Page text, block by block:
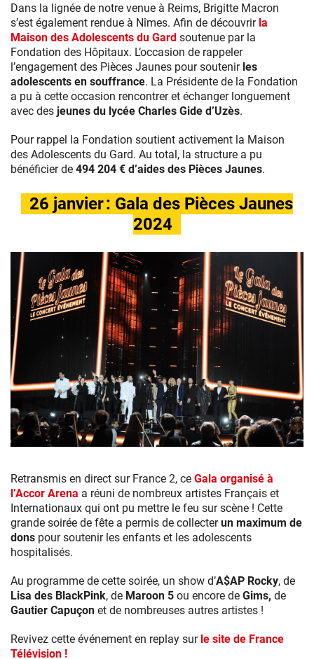
Dans la lignée de notre venue à Reims, Brigitte Macron
s’est également rendue à Nîmes. Afin de découvrir la
Maison des Adolescents du Gard soutenue par la
Fondation des Hôpitaux. L’occasion de rappeler
l’engagement des Pièces Jaunes pour soutenir les
adolescents en souffrance. La Présidente de la Fondation
a pu à cette occasion rencontrer et échanger longuement
avec des jeunes du lycée Charles Gide d’Uzès.
Pour rappel la Fondation soutient activement la Maison
des Adolescents du Gard. Au total, la structure a pu
bénéficier de 494 204 € d’aides des Pièces Jaunes.
26 janvier : Gala des Pièces Jaunes
2024
Retransmis en direct sur France 2, ce Gala organisé à
l’Accor Arena a réuni de nombreux artistes Français et
Internationaux qui ont pu mettre le feu sur scène ! Cette
grande soirée de fête a permis de collecterun maximum de
dons pour soutenir les enfants et les adolescents
hospitalisés.
Au programme de cette soirée, un show d’A$AP Rocky, de
Lisa des BlackPink, de Maroon 5 ou encore de Gims, de
Gautier Capuçon et de nombreuses autres artistes !
Revivez cette événement en replay sur le site de France
Télévision !